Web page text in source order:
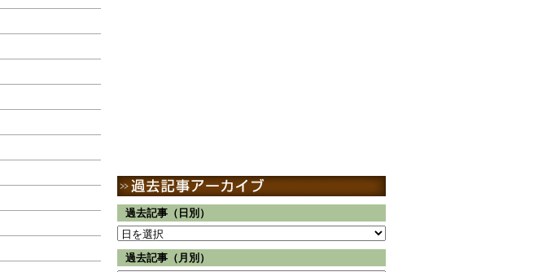
過去記事（日別）
過去記事（月別）